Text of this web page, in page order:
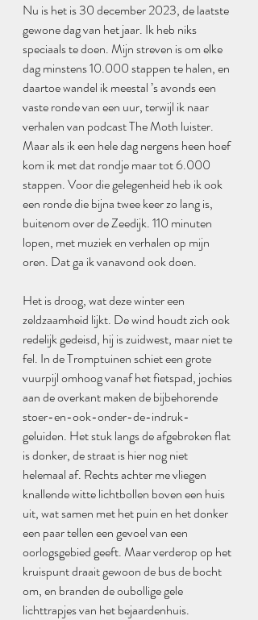
Nu is het is 30 december 2023, de laatste
gewone dag van het jaar. Ik heb niks
speciaals te doen. Mijn streven is om elke
dag minstens 10.000 stappen te halen, en
daartoe wandel ik meestal ’s avonds een
vaste ronde van een uur, terwijl ik naar
verhalen van podcast The Moth luister.
Maar als ik een hele dag nergens heen hoef
kom ik met dat rondje maar tot 6.000
stappen. Voor die gelegenheid heb ik ook
een ronde die bijna twee keer zo lang is,
buitenom over de Zeedijk. 110 minuten
lopen, met muziek en verhalen op mijn
oren. Dat ga ik vanavond ook doen.
Het is droog, wat deze winter een
zeldzaamheid lijkt. De wind houdt zich ook
redelijk gedeisd, hij is zuidwest, maar niet te
fel. In de Tromptuinen schiet een grote
vuurpijl omhoog vanaf het fietspad, jochies
aan de overkant maken de bijbehorende
stoer-en-ook-onder-de-indruk-
geluiden. Het stuk langs de afgebroken flat
is donker, de straat is hier nog niet
helemaal af. Rechts achter me vliegen
knallende witte lichtbollen boven een huis
uit, wat samen met het puin en het donker
een paar tellen een gevoel van een
oorlogsgebied geeft. Maar verderop op het
kruispunt draait gewoon de bus de bocht
om, en branden de oubollige gele
lichttrapjes van het bejaardenhuis.